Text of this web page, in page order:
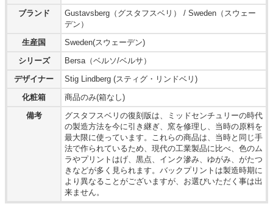
ブランド
Gustavsberg（グスタフスベリ） / Sweden（スウェー
デン）
生産国
Sweden(スウェーデン)
シリーズ
Bersa（ベルソ/ベルサ）
デザイナー
Stig Lindberg (スティグ・リンドベリ)
化粧箱
商品のみ(箱なし)
備考
グスタフスベリの復刻版は、ミッドセンチュリーの時代
の製造方法を今に引き継ぎ、窯を修理し、当時の原料を
最大限に使っています。これらの商品は、当時と同じ手
法で作られているため、現代の工業製品に比べ、色のム
ラやプリントはげ、黒点、インク滲み、ゆがみ、がたつ
きなどが多く見られます。バックプリントは製造時期に
より異なることがございますが、お選びいただく事は出
来ません。